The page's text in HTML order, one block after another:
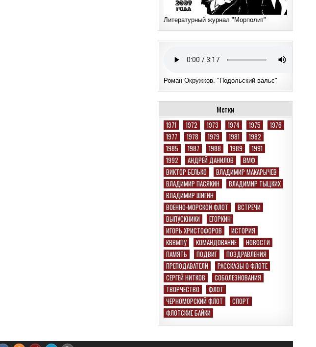
Литературный журнал "Морполит"
Роман Окружков. "Подольский вальс"
Метки
1971 1972 1973 1974 1975
1976
1977
1978 1979 1981
1982
1985
1987 1988 1989
1991
1992
АНДРЕЙ ДАНИЛОВ
ВМФ
ВИКТОР БЕЛЬКО
ВЛАДИМИР МАКАРЫЧЕВ
ВЛАДИМИР ПАСЯКИН
ВЛАДИМИР ТЫЦКИХ
ВЛАДИМИР ШИГИН
ВОЕННО-МОРСКОЙ ФЛОТ
ВСТРЕЧИ
ВЫПУСКНИКИ
ЕГОРКИН
ИГОРЬ ХРИСТОФОРОВ
ИСТОРИЯ
КВВМПУ
КОМАНДОВАНИЕ
НОВОСТИ
ПАМЯТЬ
ПОДВИГ
ПОЗДРАВЛЕНИЯ
ПРЕПОДАВАТЕЛИ
РАССКАЗЫ О ФЛОТЕ
СЕРГЕЙ НИТКОВ
СОБОЛЕЗНОВАНИЯ
ТВОРЧЕСТВО
ФЛОТ
ЧЕРНОМОРСКИЙ ФЛОТ
СПОРТ
ФЛОТСКИЕ БАЙКИ